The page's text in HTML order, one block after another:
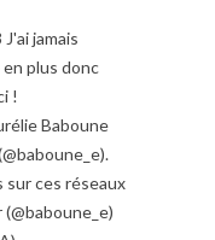
jamais
plus donc
!
Baboune
ces réseaux